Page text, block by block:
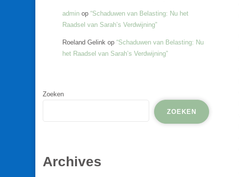
admin op “Schaduwen van Belasting: Nu het
Raadsel van Sarah’s Verdwijning”
Roeland Gelink op “Schaduwen van Belasting: Nu
het Raadsel van Sarah’s Verdwijning”
Zoeken
ZOEKEN
Archives